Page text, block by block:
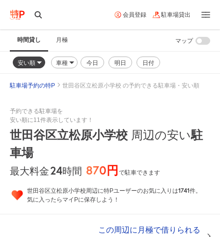
会員登録 駐車場貸出
時間貸し 月極
安い順 車種 今日 明日 日付
マップ
駐車場予約の特P 世田谷区立松原小学校 の予約できる駐車場・安い順
予約できる駐車場を
安い順に11件表示しています！
世田谷区立松原小学校 周辺の安い駐
車場
最大料金24時間 870円で駐車できます
世田谷区立松原小学校周辺に特Pユーザーのお気に入りは1741件。
気に入ったらマイPに保存しよう！
この周辺に月極で借りられる